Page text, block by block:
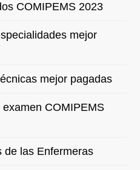
COMIPEMS 2023
mejor
mejor pagadas
COMIPEMS
de las Enfermeras